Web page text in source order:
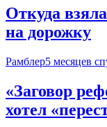
Откуда
на дорожку
Рамблер5 месяцев
«Заговор
хотел